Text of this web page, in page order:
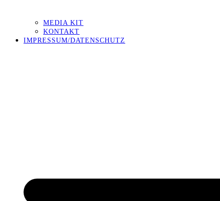
MEDIA KIT
KONTAKT
IMPRESSUM/DATENSCHUTZ